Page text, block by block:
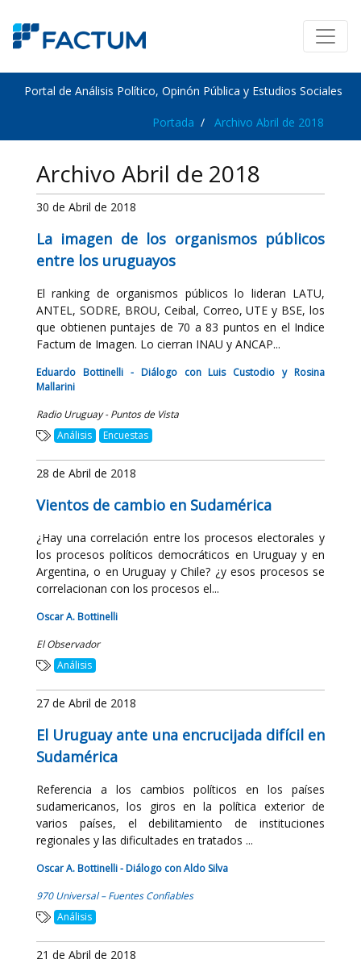
Portal de Análisis Político, Opinón Pública y Estudios Sociales
Portada Archivo Abril de 2018
Archivo Abril de 2018
30 de Abril de 2018
La imagen de los organismos públicos
entre los uruguayos
El ranking de organismos públicos lo lideran LATU,
ANTEL, SODRE, BROU, Ceibal, Correo, UTE y BSE, los
que obtienen puntajes de 70 a 83 puntos en el Indice
Factum de Imagen. Lo cierran INAU y ANCAP...
Eduardo Bottinelli - Diálogo con Luis Custodio y Rosina
Mallarini
Radio Uruguay - Puntos de Vista
Análisis
Encuestas
28 de Abril de 2018
Vientos de cambio en Sudamérica
¿Hay una correlación entre los procesos electorales y
los procesos políticos democráticos en Uruguay y en
Argentina, o en Uruguay y Chile? ¿y esos procesos se
correlacionan con los procesos el...
Oscar A. Bottinelli
El Observador
Análisis
27 de Abril de 2018
El Uruguay ante una encrucijada difícil en
Sudamérica
Referencia a los cambios políticos en los países
sudamericanos, los giros en la política exterior de
varios países, el debilitamiento de instituciones
regionales y las dificultades en tratados ...
Oscar A. Bottinelli - Diálogo con Aldo Silva
970 Universal – Fuentes Confiables
Análisis
21 de Abril de 2018